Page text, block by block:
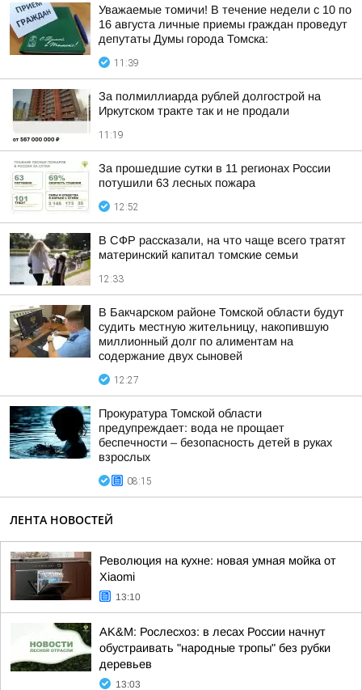
Уважаемые томичи! В течение недели с 10 по
16 августа личные приемы граждан проведут
депутаты Думы города Томска:
11:39
За полмиллиарда рублей долгострой на
Иркутском тракте так и не продали
11:19
За прошедшие сутки в 11 регионах России
потушили 63 лесных пожара
12:52
В СФР рассказали, на что чаще всего тратят
материнский капитал томские семьи
12:33
В Бакчарском районе Томской области будут
судить местную жительницу, накопившую
миллионный долг по алиментам на
содержание двух сыновей
12:27
Прокуратура Томской области
предупреждает: вода не прощает
беспечности – безопасность детей в руках
взрослых
08:15
ЛЕНТА НОВОСТЕЙ
Революция на кухне: новая умная мойка от
Xiaomi
13:10
AK&M: Рослесхоз: в лесах России начнут
обустраивать "народные тропы" без рубки
деревьев
13:03